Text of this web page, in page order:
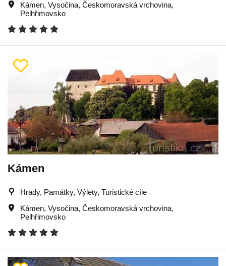
Kámen, Vysočina, Českomoravská vrchovina,
Pelhřimovsko
Kámen
Hrady, Památky, Výlety, Turistické cíle
Kámen, Vysočina, Českomoravská vrchovina,
Pelhřimovsko